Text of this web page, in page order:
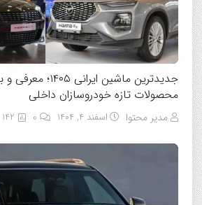
جدیدترین ماشین
محصولات تازه خودروسازان داخلی
مدیر محتوا اسفند ۴, ۱۴۰۴ 142